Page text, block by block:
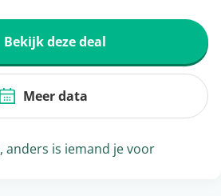
Bekijk deze deal
Meer data
, anders is iemand je voor